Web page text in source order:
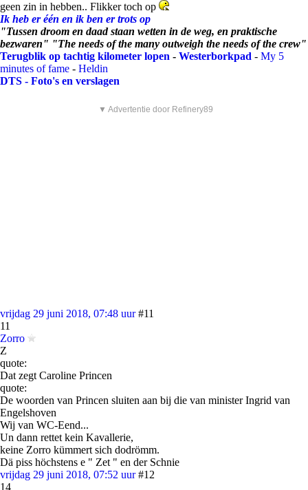
geen zin in hebben.. Flikker toch op
Ik heb er één en ik ben er trots op
"Tussen droom en daad staan wetten in de weg, en praktische
bezwaren" "The needs of the many outweigh the needs of the crew"
Terugblik op tachtig kilometer lopen - Westerborkpad - My 5
minutes of fame - Heldin
DTS - Foto's en verslagen
▼ Advertentie door Refinery89
vrijdag 29 juni 2018, 07:48 uur #11
11
Zorro
Z
quote:
Dat zegt Caroline Princen
quote:
De woorden van Princen sluiten aan bij die van minister Ingrid van
Engelshoven
Wij van WC-Eend...
Un dann rettet kein Kavallerie,
keine Zorro kümmert sich dodrömm.
Dä piss höchstens e " Zet " en der Schnie
vrijdag 29 juni 2018, 07:52 uur #12
14